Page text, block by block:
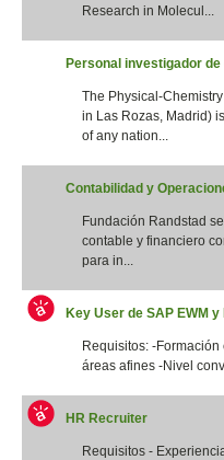
Research in Molecul...
Personal investigador
The Physical-
in Las Rozas, Madrid)
of any nation...
Contabilidad y
Fundación Randstad
contable y financiero
para in...
Key User de SAP EWM y
Requisitos: -
áreas afines -Nivel
HR Recruiter
Requisitos -